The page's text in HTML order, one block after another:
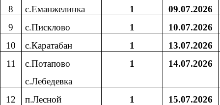
8
с.Еманжелинка 1
09.07.2026
9
с.Писклово 1
10.07.2026
10
с.Каратабан 1
13.07.2026
11
с.Потапово
с.Лебедевка
1 14.07.2026
12
п.Лесной
1 15.07.2026